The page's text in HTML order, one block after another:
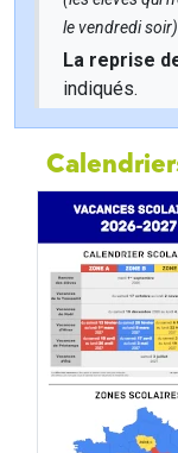
le vendredi soir)
La reprise
indiqués.